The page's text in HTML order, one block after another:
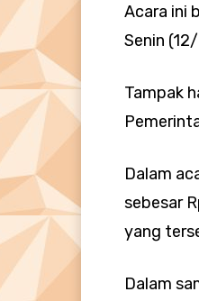
Acara ini
Senin
Tampak
Dalam
sebesar
yang
Dalam